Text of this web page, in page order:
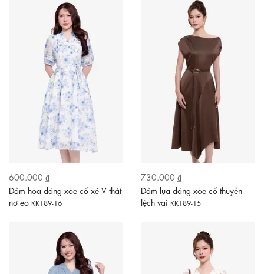
600.000 ₫
Đầm hoa dáng xòe cổ xẻ V thắt
nơ eo KK189-16
730.000 ₫
Đầm lụa dáng xòe cổ thuyền
lệch vai KK189-15